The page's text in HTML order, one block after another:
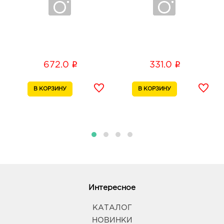
График работы:
График работы:
Белгород ГРИНН: 282.0 руб.
График работы:9:00 - 20:00
Воронеж Подземный Переход: 282.0 руб.
672.0 i 331.0 i
Интересное
КАТАЛОГ
НОВИНКИ